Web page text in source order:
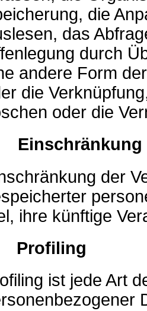
die
das
durch
andere Form
die
oder die
Einschränkung
der
ihre künftige
Profiling
ist jede Art